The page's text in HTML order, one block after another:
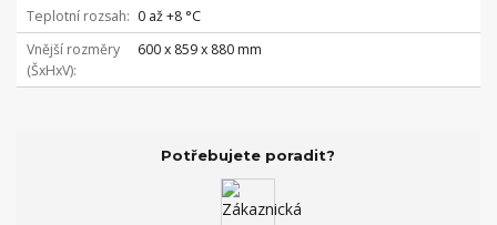
Teplotní rozsah
0 až +8 °C
Vnější rozměry
(ŠxHxV)
600 x 859 x 880 mm
Potřebujete poradit?